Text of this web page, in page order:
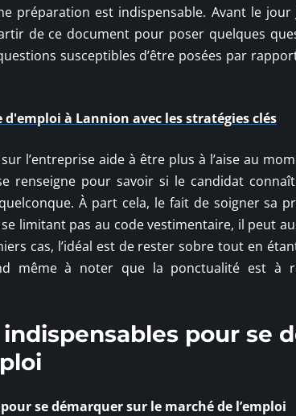
préparation est indispensable. Avant le
de ce document pour poser quelques
susceptibles d’être posées par
d'emploi à Lannion avec les stratégies clés
l’entreprise aide à être plus à l’aise au
renseigne pour savoir si le candidat connaît
À part cela, le fait de soigner sa
limitant pas au code vestimentaire, il peut
cas, l’idéal est de rester sobre tout en
même à noter que la ponctualité est à
pour se
pour se démarquer sur le marché de l’emploi